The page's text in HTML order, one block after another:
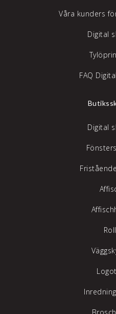
Våra kunders
Digital
FAQ
Digital